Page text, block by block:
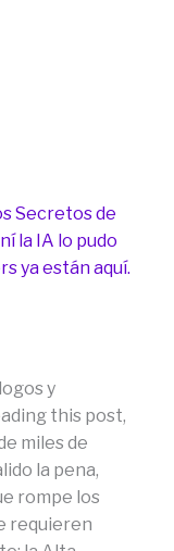
Secretos de
la IA lo pudo
ya están aquí.
y
this post,
miles de
la pena,
rompe los
requieren